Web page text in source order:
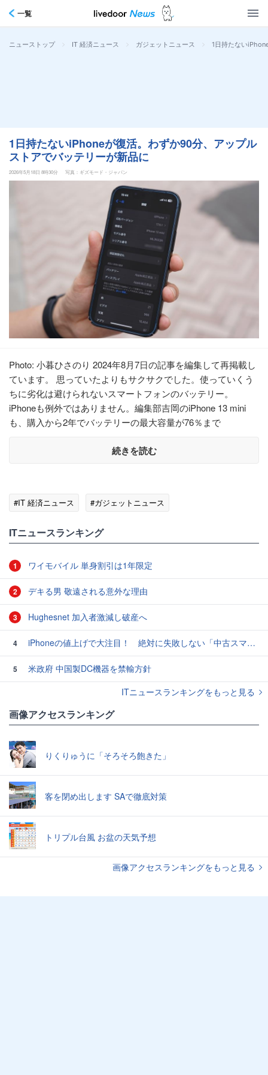
一覧
ニューストップ > IT 経済ニュース > ガジェットニュース > 1日持たない
1日持たないiPhoneが復活。わずか90分、アップル
ストアでバッテリーが新品に
2026年5月18日 8時30分 写真：ギズモード・ジャパン
Photo: 小暮ひさのり 2024年8月7日の記事を編集して再掲載し
ています。 思っていたよりもサクサクでした。使っていくう
ちに劣化は避けられないスマートフォンのバッテリー。
iPhoneも例外ではありません。編集部吉岡のiPhone 13 mini
も、購入から2年でバッテリーの最大容量が76％まで
続きを読む
#IT 経済ニュース #ガジェットニュース
ITニュースランキング
1 ワイモバイル 単身割引は1年限定
2 デキる男 敬遠される意外な理由
3 Hughesnet 加入者激減し破産へ
4 iPhoneの値上げで大注目！ 絶対に失敗しない「中古スマホ」の売り方＆買い方
5
米政府 中国製DC機器を禁輸方針
ITニュースランキングをもっと見る
画像アクセスランキング
りくりゅうに「そろそろ飽きた」
客を閉め出します SAで徹底対策
トリプル台風 お盆の天気予想
画像アクセスランキングをもっと見る